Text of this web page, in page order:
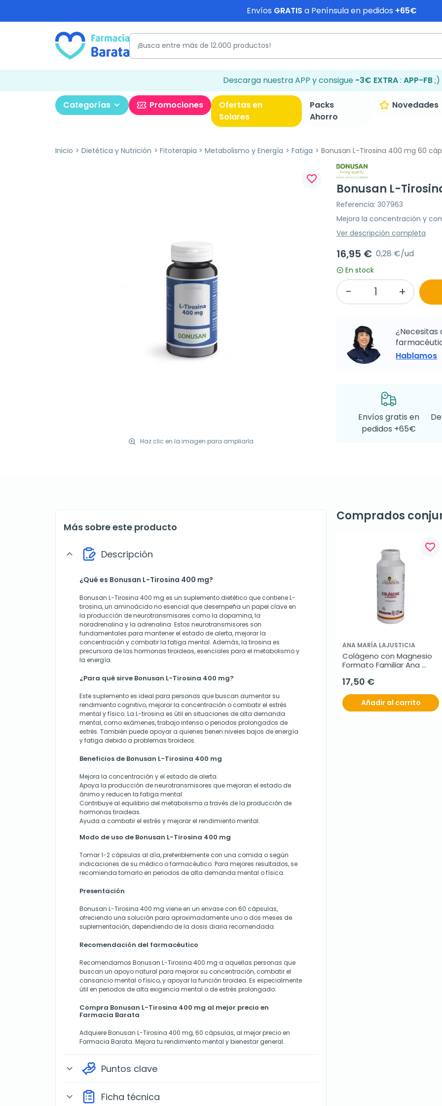
Envíos GRATIS a Península en pedidos +65€
Descarga nuestra APP y consigue -3€ EXTRA: APP-FB;)
Categorías Promociones
Ofertas en
Solares
Packs
Ahorro
Novedades
Inicio Dietética y Nutrición Fitoterapia Metabolismo y Energía Fatiga Bonusan L-Tirosina 400 mg 60
Haz clic en la imagen para ampliarla
favorite_border
Bonusan L-
Referencia: 307963
Mejora la concentración y
Ver descripción completa
16,95 € 0,28 €/ud
En stock
¿Necesitas
Hablamos
Envíos gratis en
pedidos +65€
Más sobre este producto
expand_more Descripción
¿Qué es Bonusan L-Tirosina 400 mg?
Bonusan L-Tirosina 400 mg es un suplemento dietético que contiene L-
tirosina, un aminoácido no esencial que desempeña un papel clave en
la producción de neurotransmisores como la dopamina, la
noradrenalina y la adrenalina. Estos neurotransmisores son
fundamentales para mantener el estado de alerta, mejorar la
concentración y combatir la fatiga mental. Además, la tirosina es
precursora de las hormonas tiroideas, esenciales para el metabolismo y
la energía.
¿Para qué sirve Bonusan L-Tirosina 400 mg?
Este suplemento es ideal para personas que buscan aumentar su
rendimiento cognitivo, mejorar la concentración o combatir el estrés
mental y físico. La L-tirosina es útil en situaciones de alta demanda
mental, como exámenes, trabajo intenso o periodos prolongados de
estrés. También puede apoyar a quienes tienen niveles bajos de energía
y fatiga debido a problemas tiroideos.
Beneficios de Bonusan L-Tirosina 400 mg
Mejora la concentración y el estado de alerta.
Apoya la producción de neurotransmisores que mejoran el estado de
ánimo y reducen la fatiga mental.
Contribuye al equilibrio del metabolismo a través de la producción de
hormonas tiroideas.
Ayuda a combatir el estrés y mejorar el rendimiento mental.
Modo de uso de Bonusan L-Tirosina 400 mg
Tomar 1-2 cápsulas al día, preferiblemente con una comida o según
indicaciones de su médico o farmacéutico. Para mejores resultados, se
recomienda tomarlo en periodos de alta demanda mental o física.
Presentación
Bonusan L-Tirosina 400 mg viene en un envase con 60 cápsulas,
ofreciendo una solución para aproximadamente uno o dos meses de
suplementación, dependiendo de la dosis diaria recomendada.
Recomendación del farmacéutico
Recomendamos Bonusan L-Tirosina 400 mg a aquellas personas que
buscan un apoyo natural para mejorar su concentración, combatir el
cansancio mental o físico, y apoyar la función tiroidea. Es especialmente
útil en periodos de alta exigencia mental o de estrés prolongado.
Compra Bonusan L-Tirosina 400 mg al mejor precio en
Farmacia Barata
Adquiere Bonusan L-Tirosina 400 mg, 60 cápsulas, al mejor precio en
Farmacia Barata. Mejora tu rendimiento mental y bienestar general.
expand_more Puntos clave
expand_more Ficha técnica
Comprados
favorite_border
ANA MARÍA LAJUSTICIA
Colágeno con Magnesio
Formato Familiar Ana
comprimidos
17,50 €
Añadir al carrito